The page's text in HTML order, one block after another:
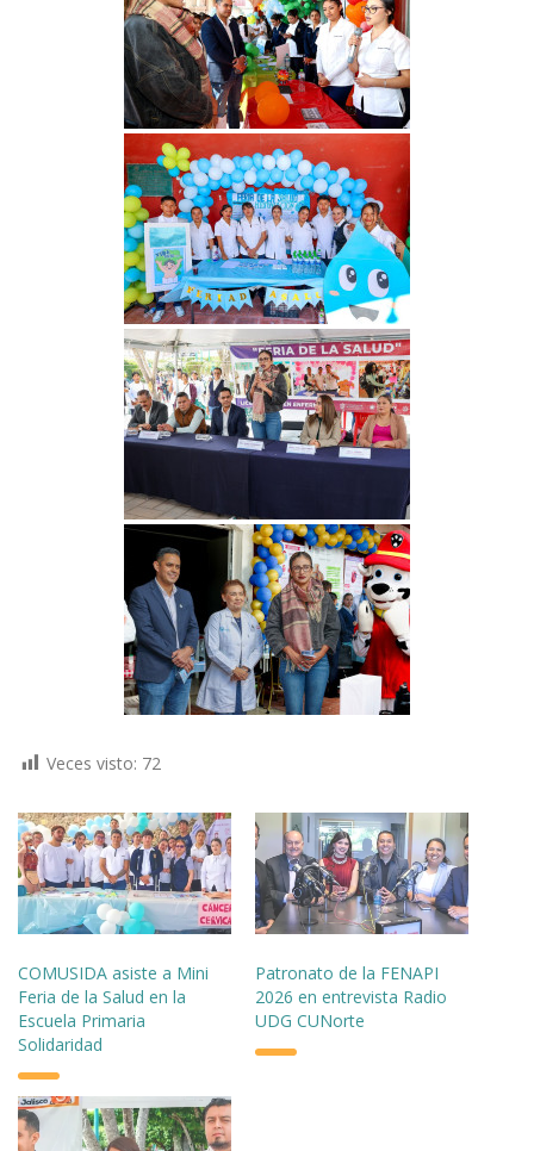
Veces visto: 72
COMUSIDA asiste a Mini
Feria de la Salud en la
Escuela Primaria
Solidaridad
Patronato de la FENAPI
2026 en entrevista Radio
UDG CUNorte